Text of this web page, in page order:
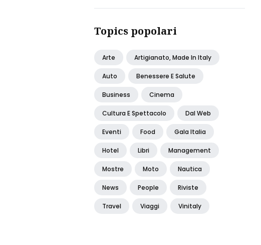
Topics popolari
Arte Artigianato, Made In Italy
Auto Benessere E Salute
Business Cinema
Cultura E Spettacolo Dal Web
Eventi Food Gala Italia
Hotel Libri Management
Mostre Moto Nautica
News People Riviste
Travel Viaggi Vinitaly